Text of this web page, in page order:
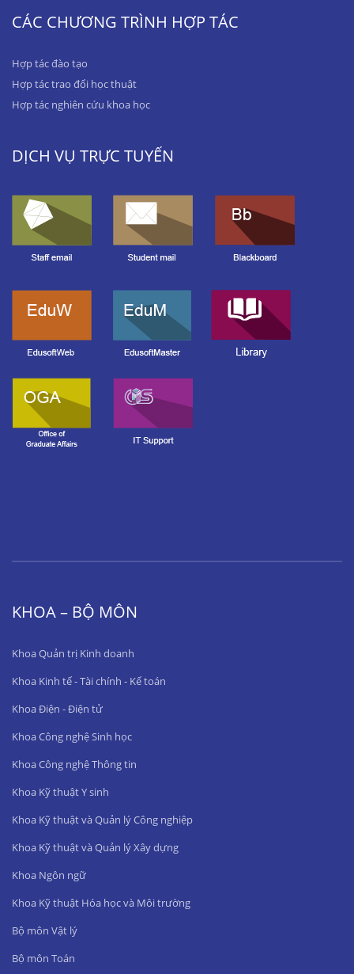
CÁC CHƯƠNG TRÌNH HỢP TÁC
Hợp tác đào tạo
Hợp tác trao đổi học thuật
Hợp tác nghiên cứu khoa học
DỊCH VỤ TRỰC TUYẾN
KHOA – BỘ MÔN
Khoa Quản trị Kinh doanh
Khoa Kinh tế - Tài chính - Kế toán
Khoa Điện - Điện tử
Khoa Công nghệ Sinh học
Khoa Công nghệ Thông tin
Khoa Kỹ thuật Y sinh
Khoa Kỹ thuật và Quản lý Công nghiệp
Khoa Kỹ thuật và Quản lý Xây dựng
Khoa Ngôn ngữ
Khoa Kỹ thuật Hóa học và Môi trường
Bộ môn Vật lý
Bộ môn Toán